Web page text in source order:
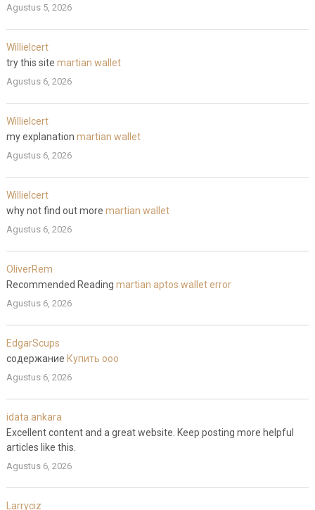
Agustus 5, 2026
WillieIcert
try this site martian wallet
Agustus 6, 2026
WillieIcert
my explanation martian wallet
Agustus 6, 2026
WillieIcert
why not find out more martian wallet
Agustus 6, 2026
OliverRem
Recommended Reading martian aptos wallet error
Agustus 6, 2026
EdgarScups
содержание Купить ооо
Agustus 6, 2026
idata ankara
Excellent content and a great website. Keep posting more helpful
articles like this.
Agustus 6, 2026
Larryciz